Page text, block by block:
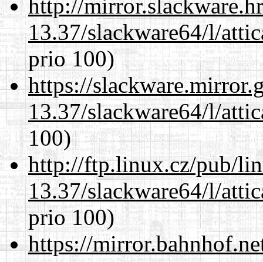
http://
13.37/slackware64/l/
prio 100)
https://
13.37/slackware64/l/
100)
http://ftp.linux.cz/pub/
13.37/slackware64/l/
prio 100)
https://